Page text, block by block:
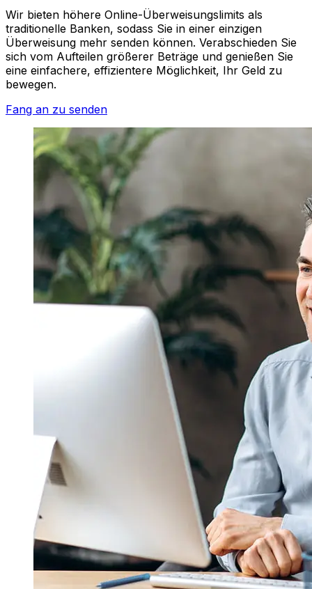
Wir bieten höhere Online-Überweisungslimits als
traditionelle Banken, sodass Sie in einer einzigen
Überweisung mehr senden können. Verabschieden Sie
sich vom Aufteilen größerer Beträge und genießen Sie
eine einfachere, effizientere Möglichkeit, Ihr Geld zu
bewegen.
Fang an zu senden